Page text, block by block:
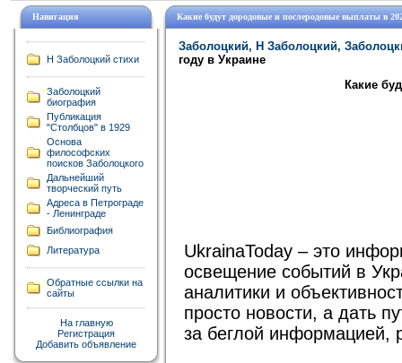
Навигация
Н Заболоцкий стихи
Заболоцкий
биография
Публикация
"Столбцов" в 1929
Основа
философских
поисков Заболоцкого
Дальнейший
творческий путь
Адреса в Петрограде
- Ленинграде
Библиография
Литература
Обратные ссылки на
сайты
На главную
Регистрация
Добавить объявление
Какие будут дородовые и послеродовые выплаты в
Заболоцкий, Н Заболоцкий,
году в Украине
Какие
UkrainaToday – это
освещение событий в
аналитики и
просто новости, а дать
за беглой информацией,